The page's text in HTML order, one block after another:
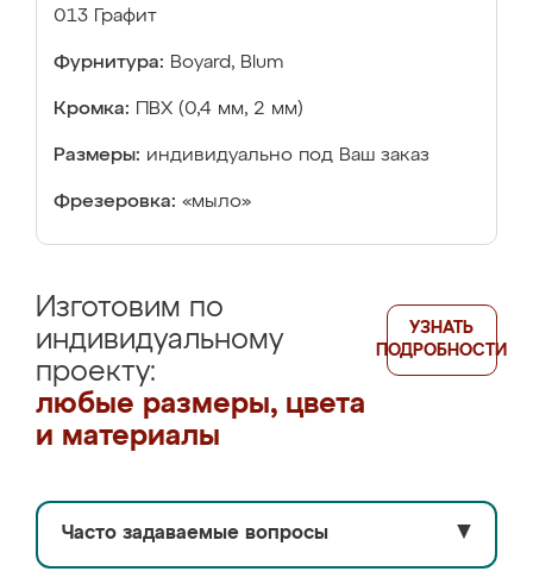
013 Графит
Фурнитура: Boyard, Blum
Кромка: ПВХ (0,4 мм, 2 мм)
Размеры: индивидуально под Ваш заказ
Фрезеровка: «мыло»
Изготовим по
индивидуальному
проекту:
любые размеры, цвета
и материалы
УЗНАТЬ
ПОДРОБНОСТИ
Часто задаваемые вопросы ▼